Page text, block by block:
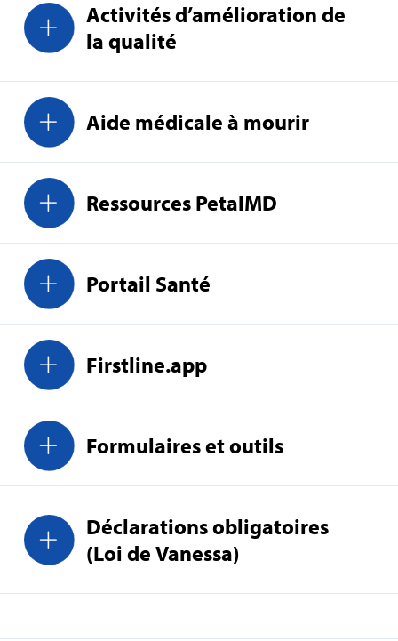
Activités d’amélioration de
la qualité
Aide médicale à mourir
Ressources PetalMD
Portail Santé
Firstline.app
Formulaires et outils
Déclarations obligatoires
(Loi de Vanessa)